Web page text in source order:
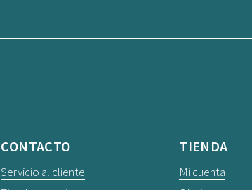
CONTACTO
Servicio al cliente
TIENDA
Mi cuenta